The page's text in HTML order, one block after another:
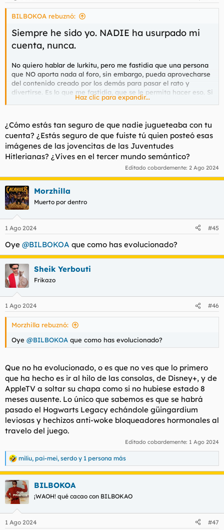
s
BILBOKOA rebuznó:
Siempre he sido yo. NADIE ha usurpado mi
cuenta, nunca.
No quiero hablar de lurkitu, pero me fastidia que una persona
que NO aporta nada al foro, sin embargo, pueda aprovecharse
del contenido creado por los demás para pasar el rato y
divertirse. Es lo que me fastidia, que se le permita hacer eso. Si
no quieres aportar nada y sólo quieres pasar el rato viendo lo
recriminé que sólo había escrito 3 mensajes, y fue cuando el
imbecil ese empezó a darme hijputas. Pero no hablemos más
de ese mariquita reprimido.
Haz clic para expandir...
¿Cómo estás tan seguro de que nadie jugueteaba con tu
cuenta? ¿Estás seguro de que fuiste tú quien posteó esas
imágenes de las jovencitas de las Juventudes
Hitlerianas? ¿Vives en el tercer mundo semántico?
Editado cobardemente: 2 Ago 2024
Morzhilla
Muerto por dentro
1 Ago 2024 #45
Oye @BILBOKOA que como has evolucionado?
Sheik Yerbouti
Frikazo
1 Ago 2024 #46
Morzhilla rebuznó:
Oye @BILBOKOA que como has evolucionado?
Que no ha evolucionado, o es que no ves que lo primero
que ha hecho es ir al hilo de las consolas, de Disney+, y de
AppleTV a soltar su chapa como si no hubiese estado 8
meses ausente. Lo único que sabemos es que se habrá
pasado el Hogwarts Legacy echándole güingardium
leviosas y hechizos anti-woke bloqueadores hormonales al
travelo del juego.
Editado cobardemente: 1 Ago 2024
R
e
a
c
c
i
e
miliu, pai-mei, serdo y 1 persona más
BILBOKOA
¡WAOH! qué cacao con BILBOKAO
1 Ago 2024 #47